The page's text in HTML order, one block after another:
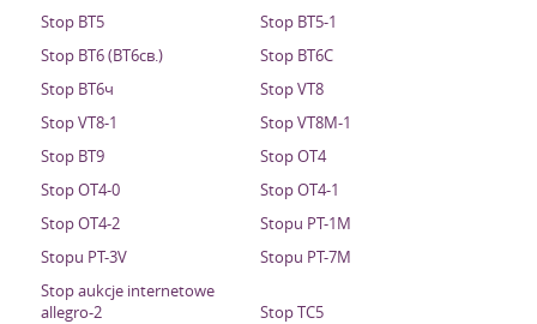
Stop ВТ5
Stop ВТ5-1
Stop ВТ6 (ВТ6св.)
Stop ВТ6С
Stop ВТ6ч
Stop VT8
Stop VT8-1
Stop VT8M-1
Stop ВТ9
Stop OT4
Stop OT4-0
Stop OT4-1
Stop OT4-2
Stopu PT-1M
Stopu PT-3V
Stopu PT-7M
Stop aukcje internetowe
allegro-2
Stop ТС5